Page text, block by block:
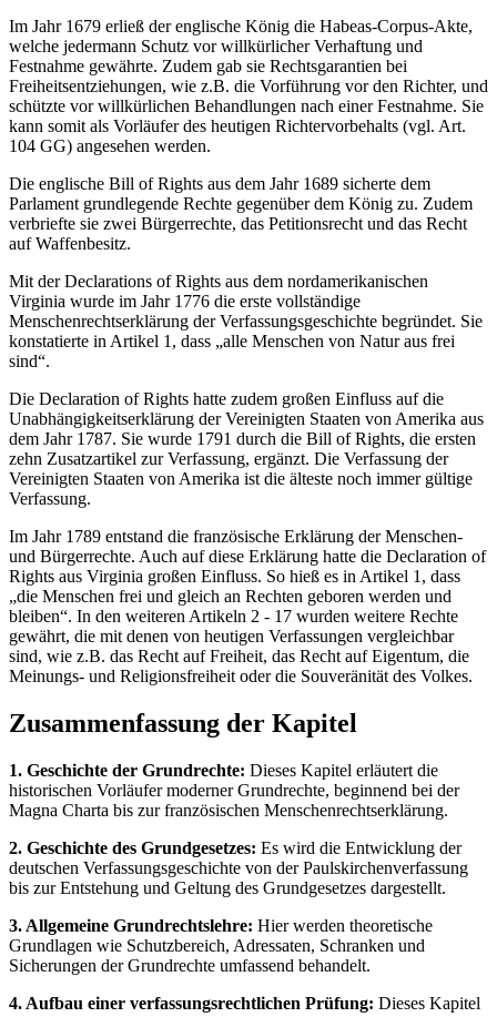
Im Jahr 1679 erließ der englische König die Habeas-Corpus-Akte,
welche jedermann Schutz vor willkürlicher Verhaftung und
Festnahme gewährte. Zudem gab sie Rechtsgarantien bei
Freiheitsentziehungen, wie z.B. die Vorführung vor den Richter, und
schützte vor willkürlichen Behandlungen nach einer Festnahme. Sie
kann somit als Vorläufer des heutigen Richtervorbehalts (vgl. Art.
104 GG) angesehen werden.
Die englische Bill of Rights aus dem Jahr 1689 sicherte dem
Parlament grundlegende Rechte gegenüber dem König zu. Zudem
verbriefte sie zwei Bürgerrechte, das Petitionsrecht und das Recht
auf Waffenbesitz.
Mit der Declarations of Rights aus dem nordamerikanischen
Virginia wurde im Jahr 1776 die erste vollständige
Menschenrechtserklärung der Verfassungsgeschichte begründet. Sie
konstatierte in Artikel 1, dass „alle Menschen von Natur aus frei
sind“.
Die Declaration of Rights hatte zudem großen Einfluss auf die
Unabhängigkeitserklärung der Vereinigten Staaten von Amerika aus
dem Jahr 1787. Sie wurde 1791 durch die Bill of Rights, die ersten
zehn Zusatzartikel zur Verfassung, ergänzt. Die Verfassung der
Vereinigten Staaten von Amerika ist die älteste noch immer gültige
Verfassung.
Im Jahr 1789 entstand die französische Erklärung der Menschen-
und Bürgerrechte. Auch auf diese Erklärung hatte die Declaration of
Rights aus Virginia großen Einfluss. So hieß es in Artikel 1, dass
„die Menschen frei und gleich an Rechten geboren werden und
bleiben“. In den weiteren Artikeln 2 - 17 wurden weitere Rechte
gewährt, die mit denen von heutigen Verfassungen vergleichbar
sind, wie z.B. das Recht auf Freiheit, das Recht auf Eigentum, die
Meinungs- und Religionsfreiheit oder die Souveränität des Volkes.
Zusammenfassung der Kapitel
1. Geschichte der Grundrechte: Dieses Kapitel erläutert die
historischen Vorläufer moderner Grundrechte, beginnend bei der
Magna Charta bis zur französischen Menschenrechtserklärung.
2. Geschichte des Grundgesetzes: Es wird die Entwicklung der
deutschen Verfassungsgeschichte von der Paulskirchenverfassung
bis zur Entstehung und Geltung des Grundgesetzes dargestellt.
3. Allgemeine Grundrechtslehre: Hier werden theoretische
Grundlagen wie Schutzbereich, Adressaten, Schranken und
Sicherungen der Grundrechte umfassend behandelt.
4. Aufbau einer verfassungsrechtlichen Prüfung: Dieses Kapitel